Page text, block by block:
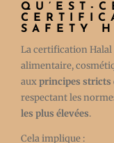
QU’EST-
SAFETY
La certification
alimentaire,
auxprincipes stricts
respectant les
les plus élevées.
Cela implique :